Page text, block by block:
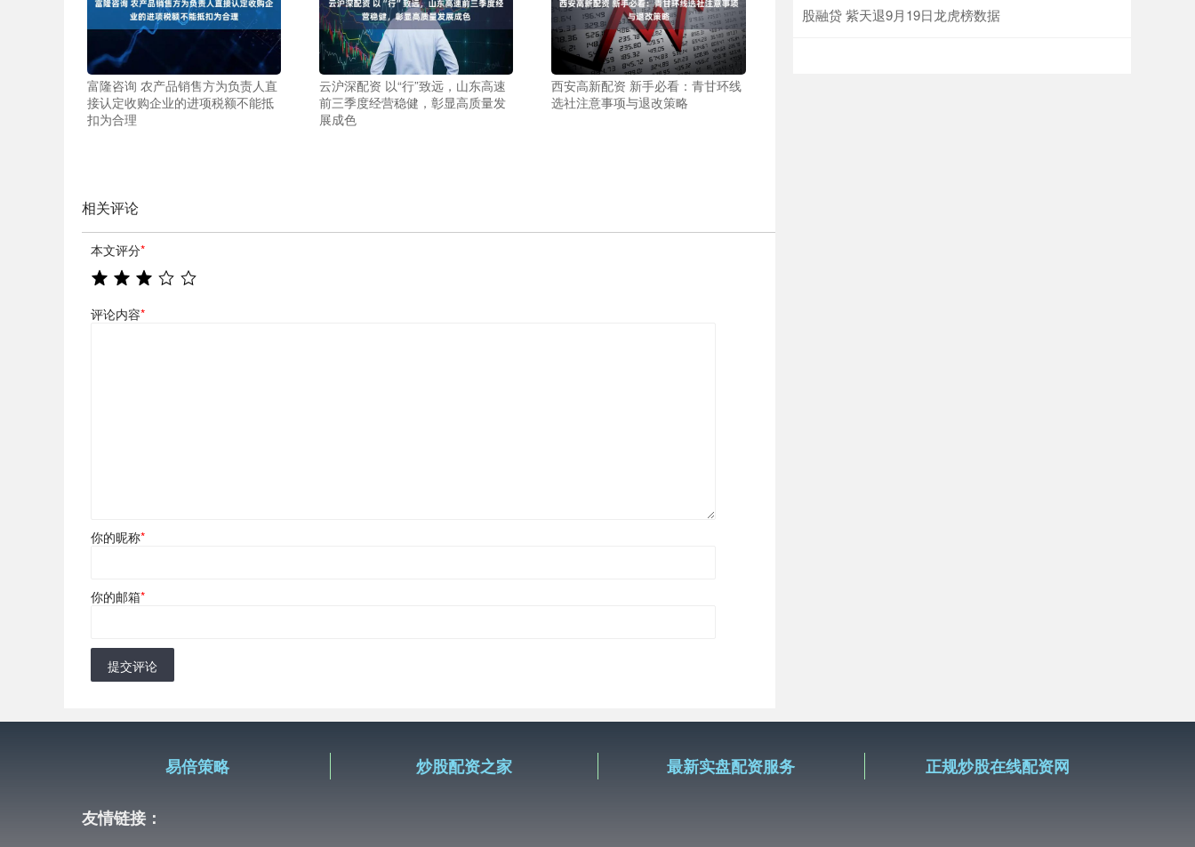
富隆咨询 农产品销售方为负责人直
接认定收购企业的进项税额不能抵
扣为合理
云沪深配资 以“行”致远，山东高速
前三季度经营稳健，彰显高质量发
展成色
西安高新配资 新手必看：青甘环线
选社注意事项与退改策略
相关评论
本文评分*
评论内容*
你的昵称*
你的邮箱*
提交评论
股融贷 紫天退9月19日龙虎榜数据
易倍策略 炒股配资之家 最新实盘配资服务 正规炒股在线配资网
友情链接：